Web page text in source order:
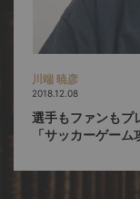
川端 暁彦
2018.12.08
選手もファンもプ
「サッカーゲーム